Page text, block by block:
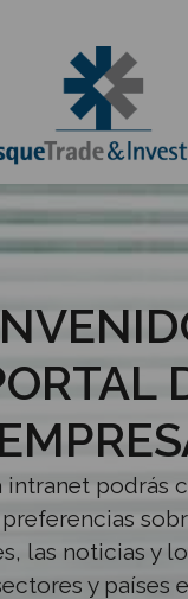
intranet podrás
las noticias y
y países